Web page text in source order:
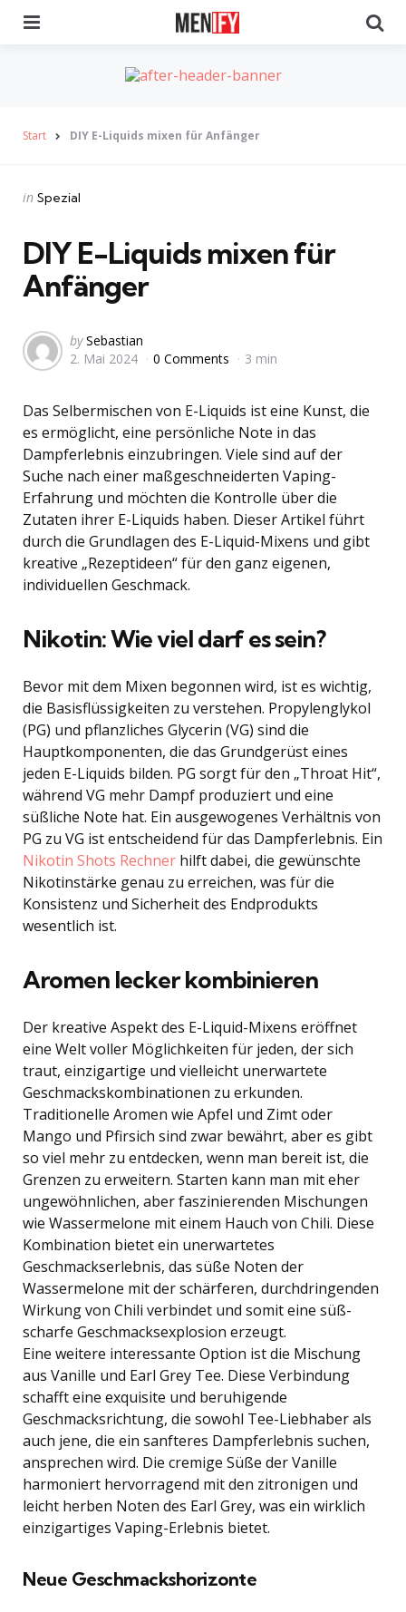
Start DIY E-Liquids mixen für Anfänger
Categories
Posted
in Spezial
DIY E-Liquids mixen für
Anfänger
Posted
by
by Sebastian
2. Mai 2024
0 Comments 3 min
Das Selbermischen von E-Liquids ist eine Kunst, die
es ermöglicht, eine persönliche Note in das
Dampferlebnis einzubringen. Viele sind auf der
Suche nach einer maßgeschneiderten Vaping-
Erfahrung und möchten die Kontrolle über die
Zutaten ihrer E-Liquids haben. Dieser Artikel führt
durch die Grundlagen des E-Liquid-Mixens und gibt
kreative „Rezeptideen“ für den ganz eigenen,
individuellen Geschmack.
Nikotin: Wie viel darf es sein?
Bevor mit dem Mixen begonnen wird, ist es wichtig,
die Basisflüssigkeiten zu verstehen. Propylenglykol
(PG) und pflanzliches Glycerin (VG) sind die
Hauptkomponenten, die das Grundgerüst eines
jeden E-Liquids bilden. PG sorgt für den „Throat Hit“,
während VG mehr Dampf produziert und eine
süßliche Note hat. Ein ausgewogenes Verhältnis von
PG zu VG ist entscheidend für das Dampferlebnis. Ein
Nikotin Shots Rechner hilft dabei, die gewünschte
Nikotinstärke genau zu erreichen, was für die
Konsistenz und Sicherheit des Endprodukts
wesentlich ist.
Aromen lecker kombinieren
Der kreative Aspekt des E-Liquid-Mixens eröffnet
eine Welt voller Möglichkeiten für jeden, der sich
traut, einzigartige und vielleicht unerwartete
Geschmackskombinationen zu erkunden.
Traditionelle Aromen wie Apfel und Zimt oder
Mango und Pfirsich sind zwar bewährt, aber es gibt
so viel mehr zu entdecken, wenn man bereit ist, die
Grenzen zu erweitern. Starten kann man mit eher
ungewöhnlichen, aber faszinierenden Mischungen
wie Wassermelone mit einem Hauch von Chili. Diese
Kombination bietet ein unerwartetes
Geschmackserlebnis, das süße Noten der
Wassermelone mit der schärferen, durchdringenden
Wirkung von Chili verbindet und somit eine süß-
scharfe Geschmacksexplosion erzeugt.
Eine weitere interessante Option ist die Mischung
aus Vanille und Earl Grey Tee. Diese Verbindung
schafft eine exquisite und beruhigende
Geschmacksrichtung, die sowohl Tee-Liebhaber als
auch jene, die ein sanfteres Dampferlebnis suchen,
ansprechen wird. Die cremige Süße der Vanille
harmoniert hervorragend mit den zitronigen und
leicht herben Noten des Earl Grey, was ein wirklich
einzigartiges Vaping-Erlebnis bietet.
Neue Geschmackshorizonte